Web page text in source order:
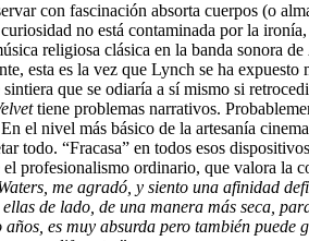
con fascinación absorta cuerpos (o
no está contaminada por la
religiosa clásica en la banda sonora de
esta es la vez que Lynch se ha
que se odiaría a sí mismo si
tiene problemas narrativos.
el nivel más básico de la artesanía
todo. “Fracasa” en todos esos
profesionalismo ordinario, que valora la
me agradó, y siento una afinidad
de lado, de una manera más seca,
es muy absurda pero también